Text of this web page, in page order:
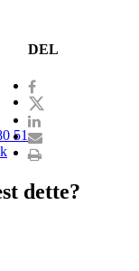
51
DEL
dette?